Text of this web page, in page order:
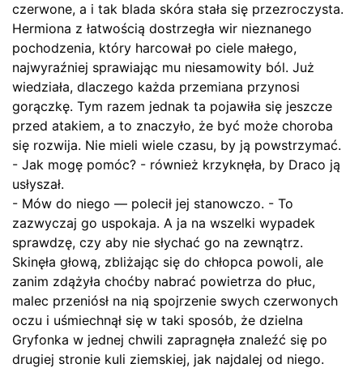
czerwone, a i tak blada skóra stała się przezroczysta.
Hermiona z łatwością dostrzegła wir nieznanego
pochodzenia, który harcował po ciele małego,
najwyraźniej sprawiając mu niesamowity ból. Już
wiedziała, dlaczego każda przemiana przynosi
gorączkę. Tym razem jednak ta pojawiła się jeszcze
przed atakiem, a to znaczyło, że być może choroba
się rozwija. Nie mieli wiele czasu, by ją powstrzymać.
- Jak mogę pomóc? - również krzyknęła, by Draco ją
usłyszał.
- Mów do niego — polecił jej stanowczo. - To
zazwyczaj go uspokaja. A ja na wszelki wypadek
sprawdzę, czy aby nie słychać go na zewnątrz.
Skinęła głową, zbliżając się do chłopca powoli, ale
zanim zdążyła choćby nabrać powietrza do płuc,
malec przeniósł na nią spojrzenie swych czerwonych
oczu i uśmiechnął się w taki sposób, że dzielna
Gryfonka w jednej chwili zapragnęła znaleźć się po
drugiej stronie kuli ziemskiej, jak najdalej od niego.